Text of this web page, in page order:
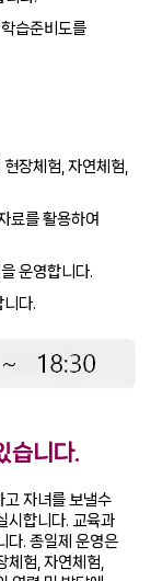
습준비도를
장체험, 자연체험,
료를 활용하여
운영합니다.
다.
습니다.
고 자녀를 보낼수
시합니다. 교육과
다. 종일제 운영은
체험, 자연체험,